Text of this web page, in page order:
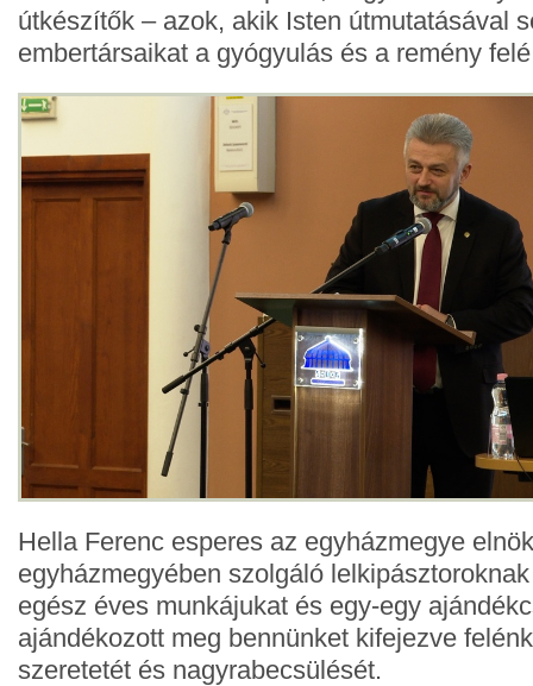
útkészítők – azok, akik Isten útmutatásával
embertársaikat a gyógyulás és a remény
Hella Ferenc esperes az egyházmegye
egyházmegyében szolgáló
egész éves munkájukat és egy-egy
ajándékozott meg bennünket kifejezve
szeretetét és nagyrabecsülését.